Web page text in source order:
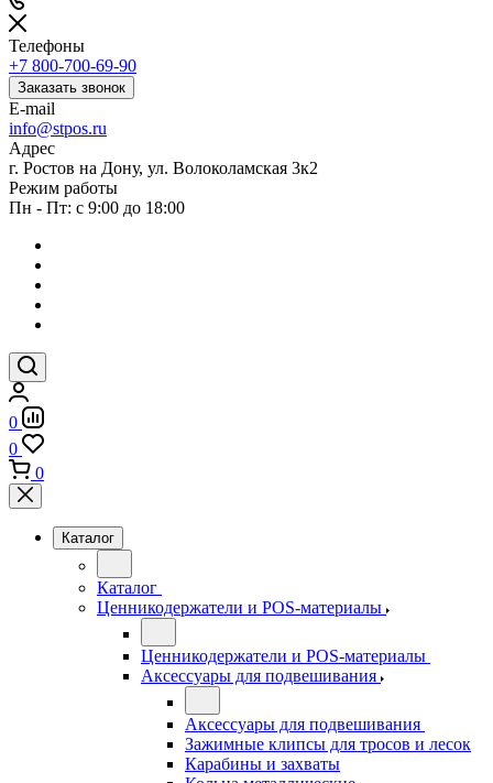
Телефоны
+7 800-700-69-90
Заказать звонок
E-mail
info@stpos.ru
Адрес
г. Ростов на Дону, ул. Волоколамская 3к2
Режим работы
Пн - Пт: с 9:00 до 18:00
0
0
0
Каталог
Каталог
Ценникодержатели и POS-материалы
Ценникодержатели и POS-материалы
Аксессуары для подвешивания
Аксессуары для подвешивания
Зажимные клипсы для тросов и лесок
Карабины и захваты